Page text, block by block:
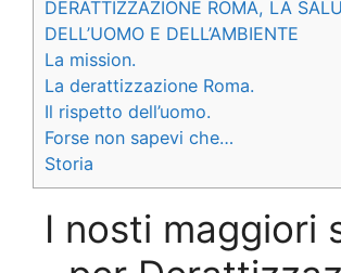
DERATTIZZAZIONE ROMA, LA
DELL’UOMO E DELL’AMBIENTE
La mission.
La derattizzazione Roma.
Il rispetto dell’uomo.
Forse non sapevi che…
Storia
I nosti maggiori